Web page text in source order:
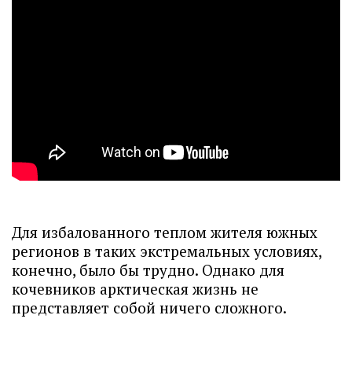
Для избалованного теплом жителя южных
регионов в таких экстремальных условиях,
конечно, было бы трудно. Однако для
кочевников арктическая жизнь не
представляет собой ничего сложного.